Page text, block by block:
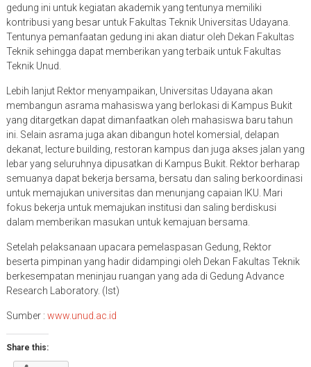
gedung ini untuk kegiatan akademik yang tentunya memiliki
kontribusi yang besar untuk Fakultas Teknik Universitas Udayana.
Tentunya pemanfaatan gedung ini akan diatur oleh Dekan Fakultas
Teknik sehingga dapat memberikan yang terbaik untuk Fakultas
Teknik Unud.
Lebih lanjut Rektor menyampaikan, Universitas Udayana akan
membangun asrama mahasiswa yang berlokasi di Kampus Bukit
yang ditargetkan dapat dimanfaatkan oleh mahasiswa baru tahun
ini. Selain asrama juga akan dibangun hotel komersial, delapan
dekanat, lecture building, restoran kampus dan juga akses jalan yang
lebar yang seluruhnya dipusatkan di Kampus Bukit. Rektor berharap
semuanya dapat bekerja bersama, bersatu dan saling berkoordinasi
untuk memajukan universitas dan menunjang capaian IKU. Mari
fokus bekerja untuk memajukan institusi dan saling berdiskusi
dalam memberikan masukan untuk kemajuan bersama.
Setelah pelaksanaan upacara pemelaspasan Gedung, Rektor
beserta pimpinan yang hadir didampingi oleh Dekan Fakultas Teknik
berkesempatan meninjau ruangan yang ada di Gedung Advance
Research Laboratory. (Ist)
Sumber : www.unud.ac.id
Share this: